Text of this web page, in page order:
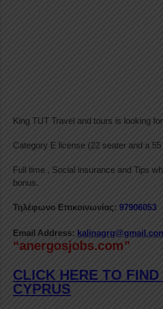
King TUT Travel and tours is looking
Category E license (22 seater and a
Full time , Social insurance and Tips
bonus.
Τηλέφωνο Επικοινωνίας: 97906053
Email Address:
“anergosjobs.com”
CLICK HERE TO
CYPRUS